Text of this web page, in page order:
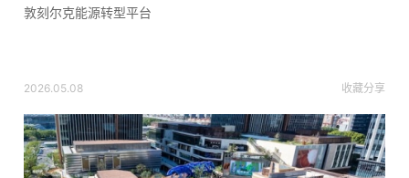
敦刻尔克能源转型平台
2026.05.08 收藏分享